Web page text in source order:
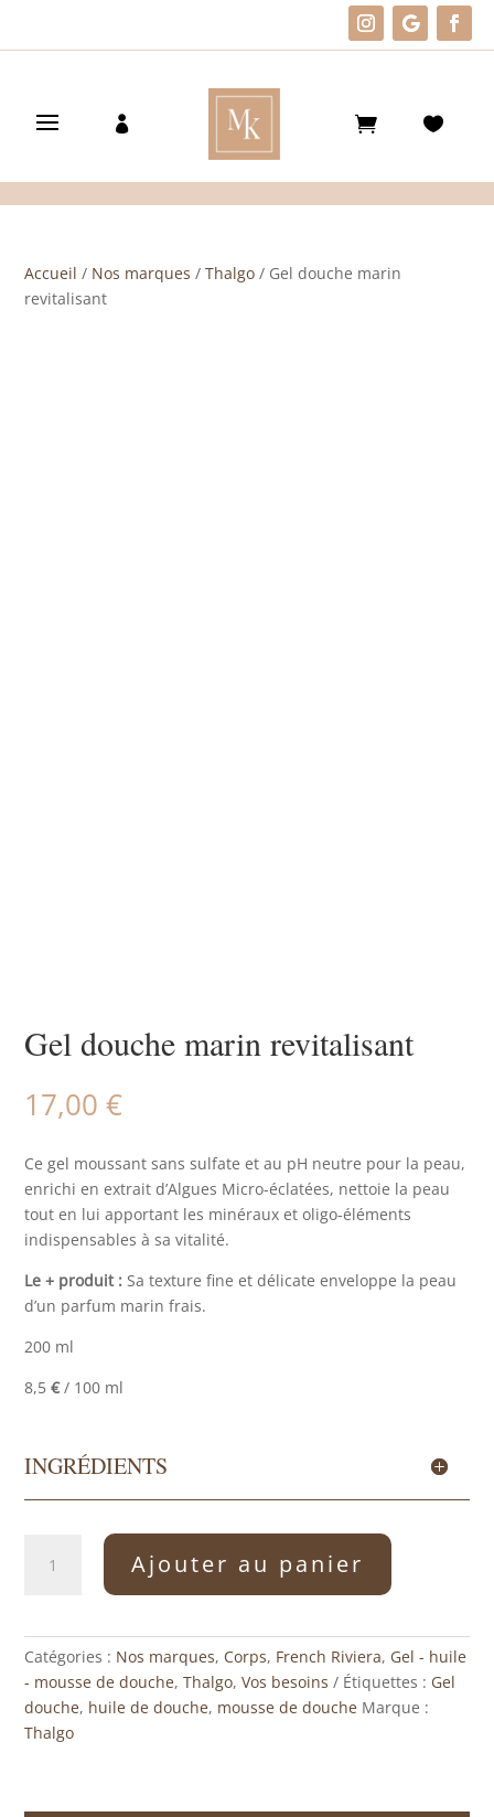
Accueil / Nos marques /Thalgo / Gel douche marin
revitalisant
Gel douche marin revitalisant
17,00€
Ce gel moussant sans sulfate et au pH neutre pour la peau,
enrichi en extrait d’Algues Micro-éclatées, nettoie la peau
tout en lui apportant les minéraux et oligo-éléments
indispensables à sa vitalité.
Le + produit : Sa texture fine et délicate enveloppe la peau
d’un parfum marin frais.
200 ml
8,5€/ 100 ml
INGRÉDIENTS
marin
revitalisant
Ajouter au panier
Catégories : Nos marques, Corps, French Riviera, Gel - huile
- mousse de douche,Thalgo,Vos besoins Étiquettes : Gel
douche, huile de douche, mousse de douche Marque :
Thalgo